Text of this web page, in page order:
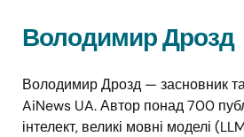
Володимир Дрозд
Володимир Дрозд — засновник
AiNews UA. Автор понад 700
інтелект, великі мовні моделі